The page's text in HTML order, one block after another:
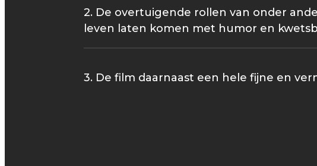
2. De overtuigende rollen van onder
leven laten komen met humor en
3. De film daarnaast een hele fijne en